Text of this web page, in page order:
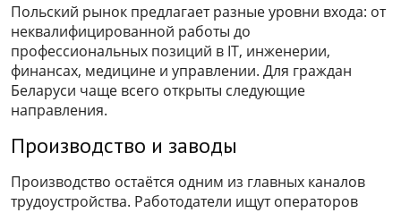
Польский рынок предлагает разные уровни входа: от
неквалифицированной работы до
профессиональных позиций в IT, инженерии,
финансах, медицине и управлении. Для граждан
Беларуси чаще всего открыты следующие
направления.
Производство и заводы
Производство остаётся одним из главных каналов
трудоустройства. Работодатели ищут операторов